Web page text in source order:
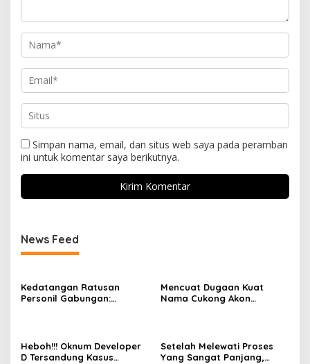
Simpan nama, email, dan situs web saya pada peramban
ini untuk komentar saya berikutnya.
News Feed
Kedatangan Ratusan
Personil Gabungan:
Mencuat Dugaan Kuat
Nama Cukong Akon
Heboh!!! Oknum Developer
D Tersandung Kasus
Setelah Melewati Proses
Yang Sangat Panjang,